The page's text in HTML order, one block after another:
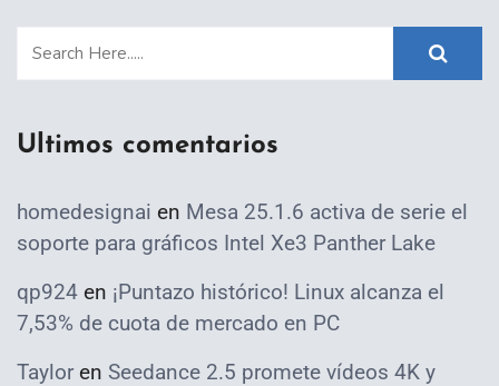
Ultimos comentarios
homedesignai en Mesa 25.1.6 activa de serie el
soporte para gráficos Intel Xe3 Panther Lake
qp924 en ¡Puntazo histórico! Linux alcanza el
7,53% de cuota de mercado en PC
Taylor en Seedance 2.5 promete vídeos 4K y